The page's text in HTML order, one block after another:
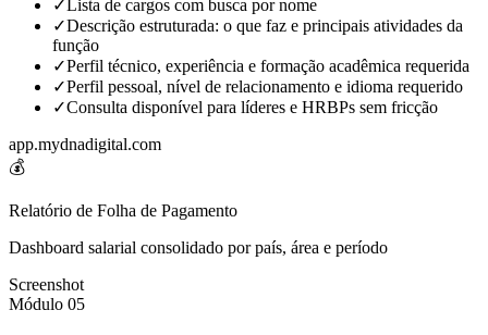
✓Lista de cargos com busca por nome
✓Descrição estruturada: o que faz e principais atividades da
função
✓Perfil técnico, experiência e formação acadêmica requerida
✓Perfil pessoal, nível de relacionamento e idioma requerido
✓Consulta disponível para líderes e HRBPs sem fricção
app.mydnadigital.com
💰
Relatório de Folha de Pagamento
Dashboard salarial consolidado por país, área e período
Screenshot
Módulo 05